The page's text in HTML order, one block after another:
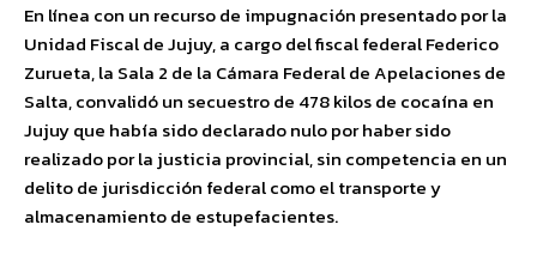
En línea con un recurso de impugnación presentado por la
Unidad Fiscal de Jujuy, a cargo del fiscal federal Federico
Zurueta, la Sala 2 de la Cámara Federal de Apelaciones de
Salta, convalidó un secuestro de 478 kilos de cocaína en
Jujuy que había sido declarado nulo por haber sido
realizado por la justicia provincial, sin competencia en un
delito de jurisdicción federal como el transporte y
almacenamiento de estupefacientes.